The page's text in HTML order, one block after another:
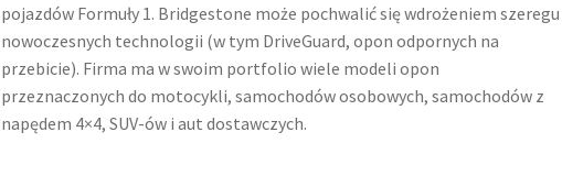
pojazdów Formuły 1. Bridgestone może pochwalić się wdrożeniem szeregu
nowoczesnych technologii (w tym DriveGuard, opon odpornych na
przebicie). Firma ma w swoim portfolio wiele modeli opon
przeznaczonych do motocykli, samochodów osobowych, samochodów z
napędem 4×4, SUV-ów i aut dostawczych.